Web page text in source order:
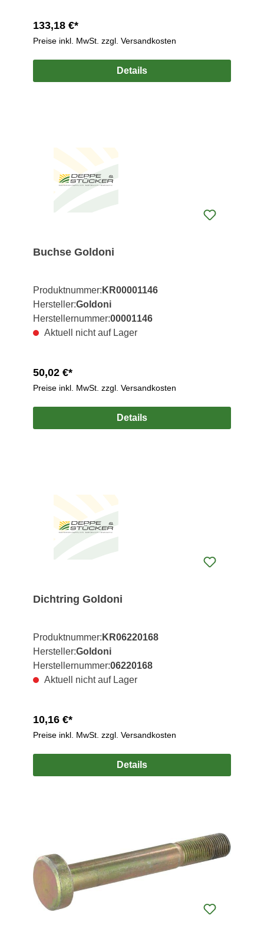
133,18 €*
Preise inkl. MwSt. zzgl. Versandkosten
Details
Buchse Goldoni
Produktnummer: KR00001146
Hersteller:Goldoni
Herstellernummer:00001146
Aktuell nicht auf Lager
50,02 €*
Preise inkl. MwSt. zzgl. Versandkosten
Details
Dichtring Goldoni
Produktnummer: KR06220168
Hersteller:Goldoni
Herstellernummer:06220168
Aktuell nicht auf Lager
10,16 €*
Preise inkl. MwSt. zzgl. Versandkosten
Details